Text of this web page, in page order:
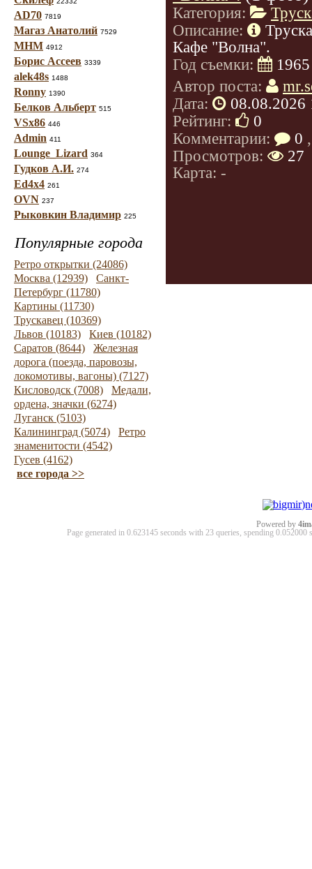
AD70 7819
Магаз Анатолий 7529
МНМ 4912
Борис Ассеев 3339
alek48s 1488
Ronny 1390
Белков Альберт 515
VSx86 446
Admin 411
Lounge_Lizard 364
Гудков А.И. 274
Ed4x4 261
OVN 237
Рыковкин Владимир 225
Популярные города
Ретро открытки (24086)
Москва (12939)
Санкт-
Петербург (11780)
Картины (11730)
Трускавец (10369)
Львов (10183)
Киев (10182)
Саратов (8644)
Железная
дорога (поезда, паровозы,
локомотивы, вагоны) (7127)
Кисловодск (7008)
Медали,
ордена, значки (6274)
Луганск (5103)
Калининград (5074)
Ретро
знаменитости (4542)
Гусев (4162)
все города >>
Категория:
Описание:
Кафе "Волна".
Год съемки:
1965
Автор поста:
Дата:
08.08.2026
Рейтинг:
0
Комментарии:
0 ,
Просмотров:
27
Карта: -
Powered by
Page generated in 0.623145 seconds with 23 queries, spending